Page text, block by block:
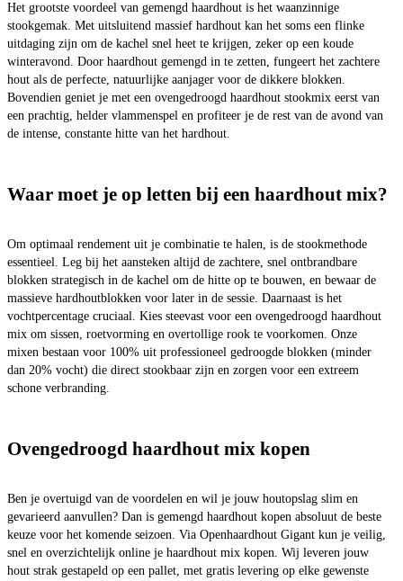
Het grootste voordeel van gemengd haardhout is het waanzinnige
stookgemak. Met uitsluitend massief hardhout kan het soms een flinke
uitdaging zijn om de kachel snel heet te krijgen, zeker op een koude
winteravond. Door haardhout gemengd in te zetten, fungeert het zachtere
hout als de perfecte, natuurlijke aanjager voor de dikkere blokken.
Bovendien geniet je met een ovengedroogd haardhout stookmix eerst van
een prachtig, helder vlammenspel en profiteer je de rest van de avond van
de intense, constante hitte van het hardhout.
Waar moet je op letten bij een haardhout mix?
Om optimaal rendement uit je combinatie te halen, is de stookmethode
essentieel. Leg bij het aansteken altijd de zachtere, snel ontbrandbare
blokken strategisch in de kachel om de hitte op te bouwen, en bewaar de
massieve hardhoutblokken voor later in de sessie. Daarnaast is het
vochtpercentage cruciaal. Kies steevast voor een ovengedroogd haardhout
mix om sissen, roetvorming en overtollige rook te voorkomen. Onze
mixen bestaan voor 100% uit professioneel gedroogde blokken (minder
dan 20% vocht) die direct stookbaar zijn en zorgen voor een extreem
schone verbranding.
Ovengedroogd haardhout mix kopen
Ben je overtuigd van de voordelen en wil je jouw houtopslag slim en
gevarieerd aanvullen? Dan is gemengd haardhout kopen absoluut de beste
keuze voor het komende seizoen. Via Openhaardhout Gigant kun je veilig,
snel en overzichtelijk online je haardhout mix kopen. Wij leveren jouw
hout strak gestapeld op een pallet, met gratis levering op elke gewenste